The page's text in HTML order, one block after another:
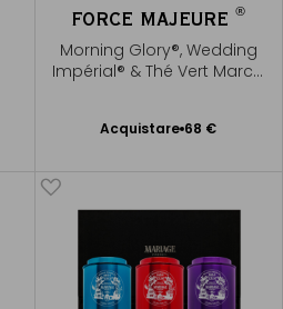
FORCE MAJEURE®
Morning Glory®, Wedding
Impérial® & Thé Vert Marco
Acquistare 68 €
Aggiungere